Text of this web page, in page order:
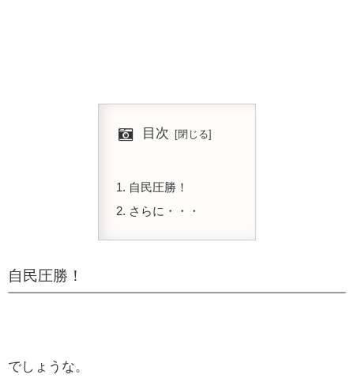
目次
自民圧勝！
さらに・・・
自民圧勝！
でしょうな。